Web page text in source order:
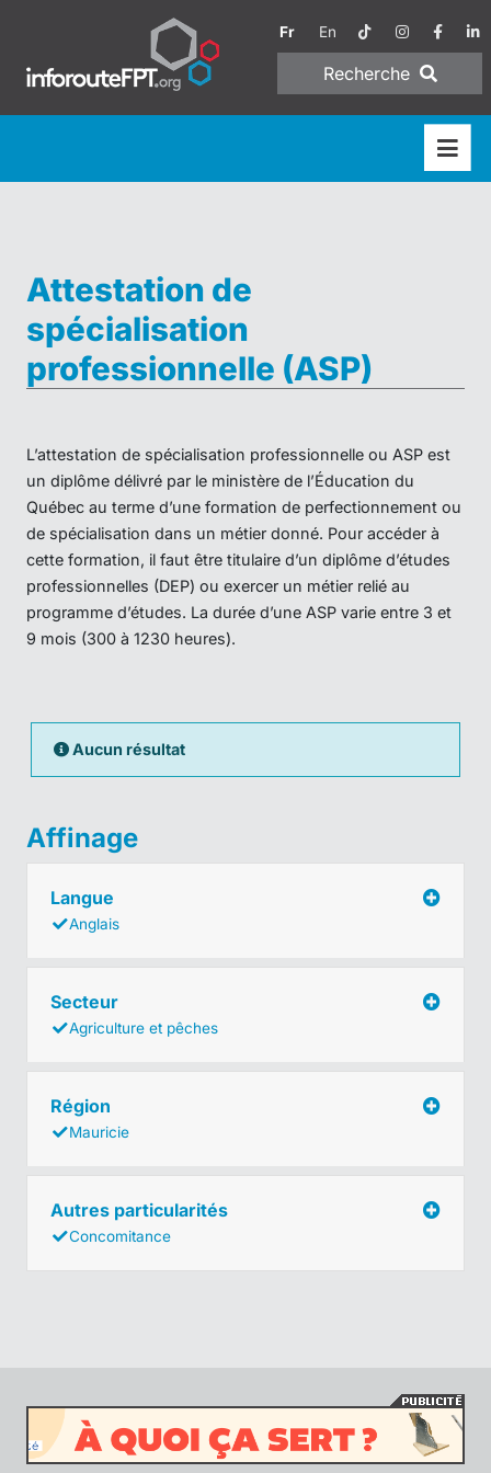
Fr En
Recherche
Attestation de
spécialisation
professionnelle (ASP)
L’attestation de spécialisation professionnelle ou ASP est
un diplôme délivré par le ministère de l’Éducation du
Québec au terme d’une formation de perfectionnement ou
de spécialisation dans un métier donné. Pour accéder à
cette formation, il faut être titulaire d’un diplôme d’études
professionnelles (DEP) ou exercer un métier relié au
programme d’études. La durée d’une ASP varie entre 3 et
9 mois (300 à 1230 heures).
Aucun résultat
Affinage
Langue
Anglais
Secteur
Agriculture et pêches
Région
Mauricie
Autres particularités
Concomitance